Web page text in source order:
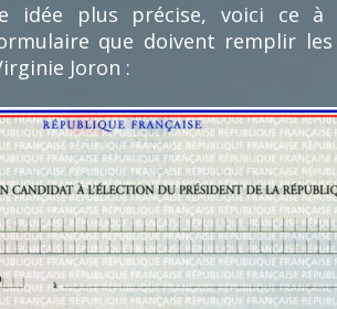
idée plus précise, voici ce à
que doivent remplir les
Joron :